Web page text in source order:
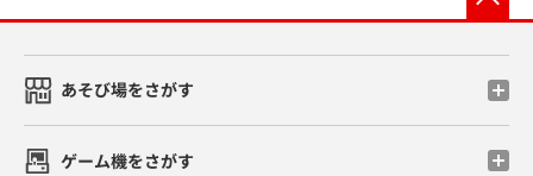
あそび場をさがす
ゲーム機をさがす